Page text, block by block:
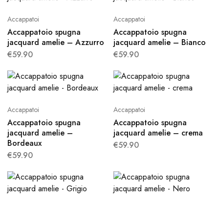
Accappatoi
Accappatoio spugna
jacquard amelie – Azzurro
€59.90
Accappatoi
Accappatoio spugna
jacquard amelie – Bianco
€59.90
Accappatoi
Accappatoio spugna
jacquard amelie –
Bordeaux
€59.90
Accappatoi
Accappatoio spugna
jacquard amelie – crema
€59.90